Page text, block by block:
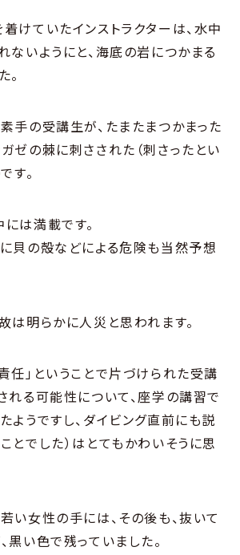
けていたインストラクターは、水中
ないようにと、海底の岩につかまる
。
手の受講生が、たまたまつかまった
ゼの棘に刺さされた（刺さったとい
す。
は満載です。
貝の殻などによる危険も当然予想
は明らかに人災と思われます。
任」ということで片づけられた受講
れる可能性について、座学の講習で
ようですし、ダイビング直前にも説
とでした）はとてもかわいそうに思
い女性の手には、その後も、抜いて
黒い色で残っていました。